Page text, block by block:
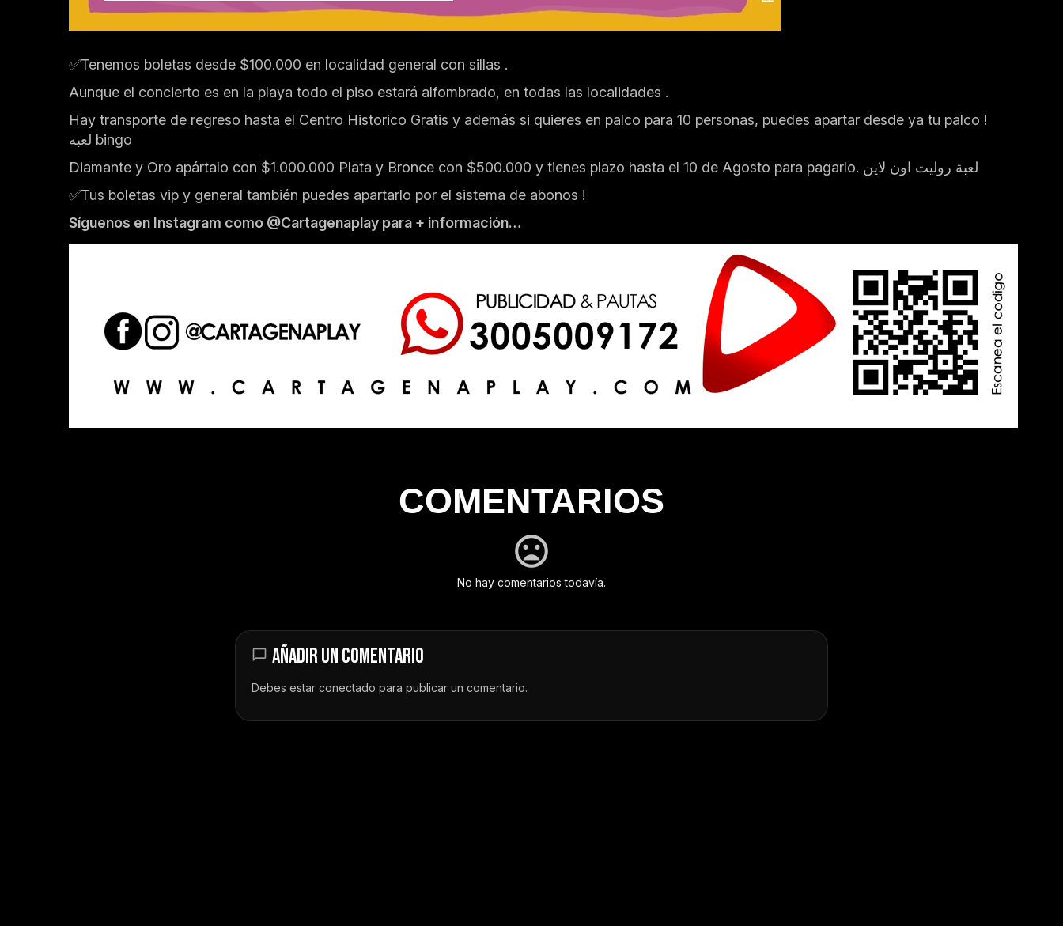
✅Tenemos boletas desde $100.000 en localidad general con sillas .
Aunque el concierto es en la playa todo el piso estará alfombrado, en todas las localidades .
Hay transporte de regreso hasta el Centro Historico Gratis y además si quieres en palco para 10 personas, puedes apartar desde ya tu palco !
لعبه bingo
Diamante y Oro apártalo con $1.000.000 Plata y Bronce con $500.000 y tienes plazo hasta el 10 de Agosto para pagarlo. لعبة روليت اون لاين
✅Tus boletas vip y general también puedes apartarlo por el sistema de abonos !
Síguenos en Instagram como @Cartagenaplay para + información…
COMENTARIOS
No hay comentarios todavía.
AÑADIR UN COMENTARIO
Debes estar conectado para publicar un comentario.